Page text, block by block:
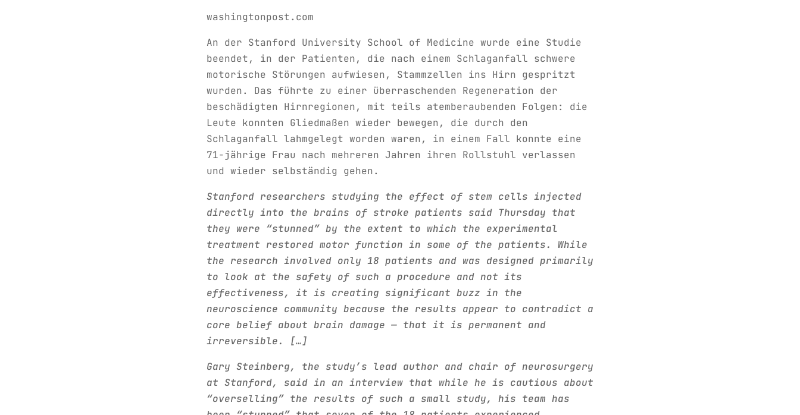
washingtonpost.com
An der Stanford University School of Medicine wurde eine Studie
beendet, in der Patienten, die nach einem Schlaganfall schwere
motorische Störungen aufwiesen, Stammzellen ins Hirn gespritzt
wurden. Das führte zu einer überraschenden Regeneration der
beschädigten Hirnregionen, mit teils atemberaubenden Folgen: die
Leute konnten Gliedmaßen wieder bewegen, die durch den
Schlaganfall lahmgelegt worden waren, in einem Fall konnte eine
71-jährige Frau nach mehreren Jahren ihren Rollstuhl verlassen
und wieder selbständig gehen.
Stanford researchers studying the effect of stem cells injected
directly into the brains of stroke patients said Thursday that
they were “stunned” by the extent to which the experimental
treatment restored motor function in some of the patients. While
the research involved only 18 patients and was designed primarily
to look at the safety of such a procedure and not its
effectiveness, it is creating significant buzz in the
neuroscience community because the results appear to contradict a
core belief about brain damage — that it is permanent and
irreversible. […]
Gary Steinberg, the study’s lead author and chair of neurosurgery
at Stanford, said in an interview that while he is cautious about
“overselling” the results of such a small study, his team has